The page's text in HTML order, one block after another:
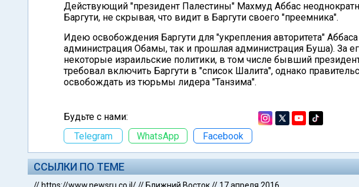
Действующий "президент Палестины" Махмуд Аббас
Баргути, не скрывая, что видит в Баргути своего "преемника".
Идею освобождения Баргути для "укрепления авторитета"
администрация Обамы, так и прошлая администрация Буша). За
некоторые израильские политики, в том числе бывший
требовал включить Баргути в "список Шалита", однако
освобождать из тюрьмы лидера "Танзима".
Будьте с нами:
Telegram
WhatsApp Facebook
ССЫЛКИ ПО ТЕМЕ